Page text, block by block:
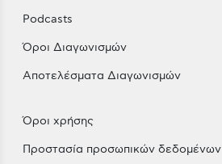
Podcasts
Όροι Διαγωνισμών
Αποτελέσματα Διαγωνισμών
Όροι χρήσης
Προστασία προσωπικών δεδομένων